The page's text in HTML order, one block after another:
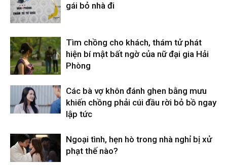
gái bỏ nhà đi
Tìm chồng cho khách, thám tử phát
hiện bí mật bất ngờ của nữ đại gia Hải
Phòng
Các bà vợ khôn đánh ghen bằng mưu
khiến chồng phải cúi đầu rời bỏ bồ ngay
lập tức
Ngoại tình, hẹn hò trong nhà nghỉ bị xử
phạt thế nào?